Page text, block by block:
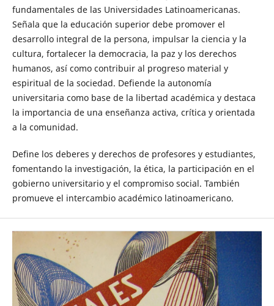
fundamentales de las Universidades Latinoamericanas.
Señala que la educación superior debe promover el
desarrollo integral de la persona, impulsar la ciencia y la
cultura, fortalecer la democracia, la paz y los derechos
humanos, así como contribuir al progreso material y
espiritual de la sociedad. Defiende la autonomía
universitaria como base de la libertad académica y destaca
la importancia de una enseñanza activa, crítica y orientada
a la comunidad.
Define los deberes y derechos de profesores y estudiantes,
fomentando la investigación, la ética, la participación en el
gobierno universitario y el compromiso social. También
promueve el intercambio académico latinoamericano.